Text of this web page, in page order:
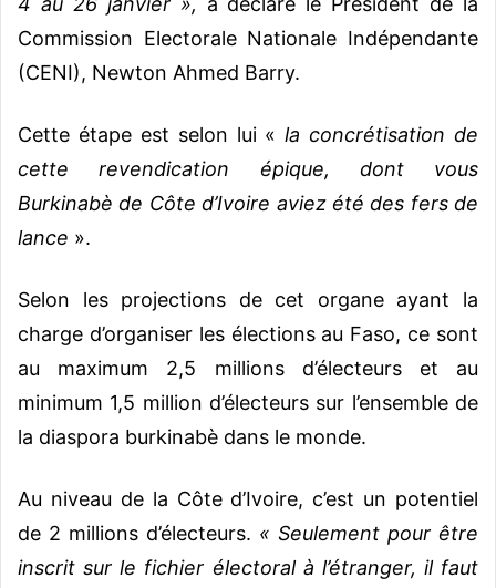
Commission Electorale Nationale Indépendante
(CENI), Newton Ahmed Barry.
Cette étape est selon lui «la concrétisation de
cette revendication épique, dont vous
Burkinabè de Côte d’Ivoire aviez été des fers de
lance ».
Selon les projections de cet organe ayant la
charge d’organiser les élections au Faso, ce sont
au maximum 2,5 millions d’électeurs et au
minimum 1,5 million d’électeurs sur l’ensemble de
la diaspora burkinabè dans le monde.
Au niveau de la Côte d’Ivoire, c’est un potentiel
de 2 millions d’électeurs. « Seulement pour être
inscrit sur le fichier électoral à l’étranger, il faut